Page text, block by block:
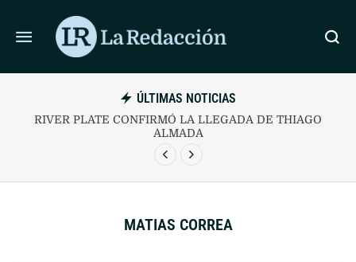
ÚLTIMAS NOTICIAS
RIVER PLATE CONFIRMÓ LA LLEGADA DE THIAGO
ALMADA
MATIAS CORREA